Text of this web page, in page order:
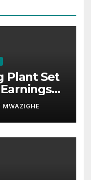
Plant Set
Growth
MWAZIGHE